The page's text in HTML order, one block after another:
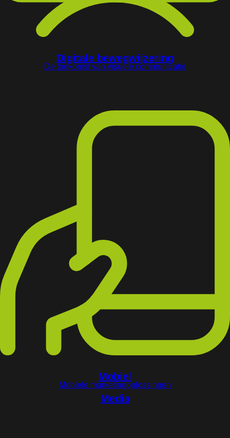
Digitale bewegwijzering
De toekomst van visuele communicatie
Mobiel
Mobiele marketingoplossingen
Media